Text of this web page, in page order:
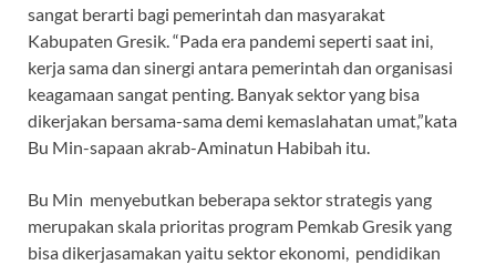
sangat berarti bagi pemerintah dan masyarakat
Kabupaten Gresik. “Pada era pandemi seperti saat ini,
kerja sama dan sinergi antara pemerintah dan organisasi
keagamaan sangat penting. Banyak sektor yang bisa
dikerjakan bersama-sama demi kemaslahatan umat,”kata
Bu Min-sapaan akrab-Aminatun Habibah itu.
Bu Min menyebutkan beberapa sektor strategis yang
merupakan skala prioritas program Pemkab Gresik yang
bisa dikerjasamakan yaitu sektor ekonomi, pendidikan